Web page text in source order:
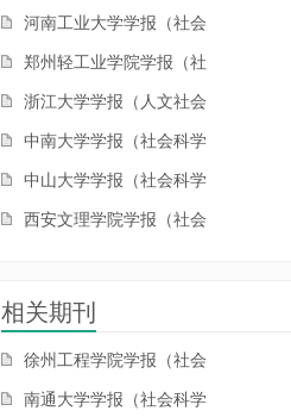
河南工业大学学报（社会
郑州轻工业学院学报（社
浙江大学学报（人文社会
中南大学学报（社会科学
中山大学学报（社会科学
西安文理学院学报（社会
相关期刊
徐州工程学院学报（社会
南通大学学报（社会科学